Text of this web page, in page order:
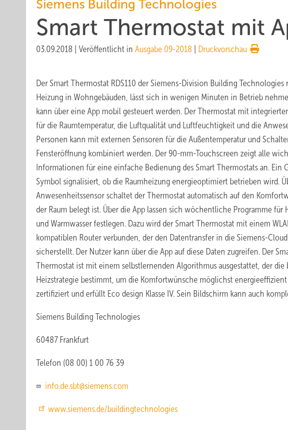
Siemens Building Technologies
Smart Thermostat mit
03.09.2018 Veröffentlicht in Ausgabe 09-2018 Druckvorschau
Der Smart Thermostat RDS110 der Siemens-Division Building Technologies
Heizung in Wohngebäuden, lässt sich in wenigen Minuten in Betrieb
kann über eine App mobil gesteuert werden. Der Thermostat mit
für die Raumtemperatur, die Luftqualität und Luftfeuchtigkeit und die
Personen kann mit externen Sensoren für die Außentemperatur und
Fensteröffnung kombiniert werden. Der 90-mm-Touchscreen zeigt alle
Informationen für eine einfache Bedienung des Smart Thermostats an. Ein
Symbol signalisiert, ob die Raumheizung energieoptimiert betrieben wird.
Anwesenheitssensor schaltet der Thermostat automatisch auf den
der Raum belegt ist. Über die App lassen sich wöchentliche Programme für
und Warmwasser festlegen. Dazu wird der Smart Thermostat mit einem
kompatiblen Router verbunden, der den Datentransfer in die Siemens-Cloud
sicherstellt. Der Nutzer kann über die App auf diese Daten zugreifen. Der
Thermostat ist mit einem selbstlernenden Algorithmus ausgestattet, der die
Heizstrategie bestimmt, um die Komfortwünsche möglichst energieeffizient
zertifiziert und erfüllt Eco design Klasse IV. Sein Bildschirm kann auch
Siemens Building Technologies
60487 Frankfurt
Telefon (08 00) 1 00 76 39
info.de.sbt@siemens.com
www.siemens.de/buildingtechnologies